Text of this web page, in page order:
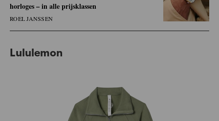
horloges – in alle prijsklassen
ROEL JANSSEN
Lululemon